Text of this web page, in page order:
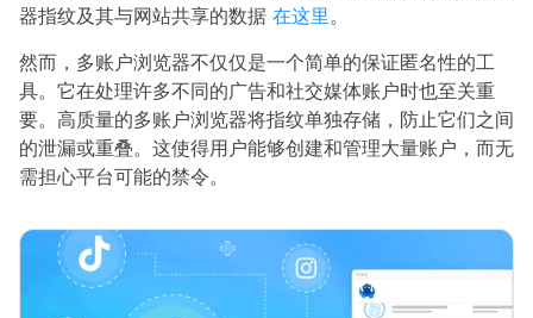
器指纹及其与网站共享的数据 在这里。
然而，多账户浏览器不仅仅是一个简单的保证匿名性的工
具。它在处理许多不同的广告和社交媒体账户时也至关重
要。高质量的多账户浏览器将指纹单独存储，防止它们之间
的泄漏或重叠。这使得用户能够创建和管理大量账户，而无
需担心平台可能的禁令。